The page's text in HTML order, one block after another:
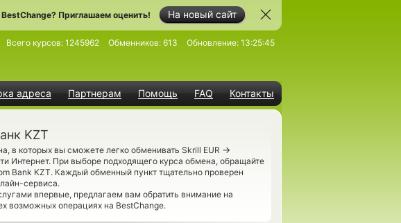
На новый сайт
Приглашаем оценить!
адреса Партнерам Помощь FAQ Контакты
Всего курсов: 1245962 Обменников: 613 Обновление: 13:25:45
KZT
в которых вы сможете легко обменивать Skrill EUR →
Интернет. При выборе подходящего курса обмена, обращайте
Bank KZT. Каждый обменный пункт тщательно проверен
сервиса.
впервые, предлагаем вам обратить внимание на
возможных операциях на BestChange.